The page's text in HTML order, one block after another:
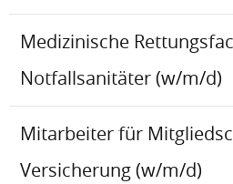
Medizinische
Notfallsanitäter (w/m/d)
Mitarbeiter für
Versicherung (w/m/d)